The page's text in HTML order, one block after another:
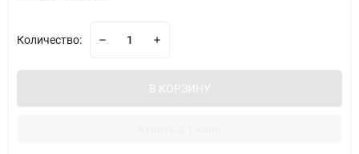
Количество:
В КОРЗИНУ